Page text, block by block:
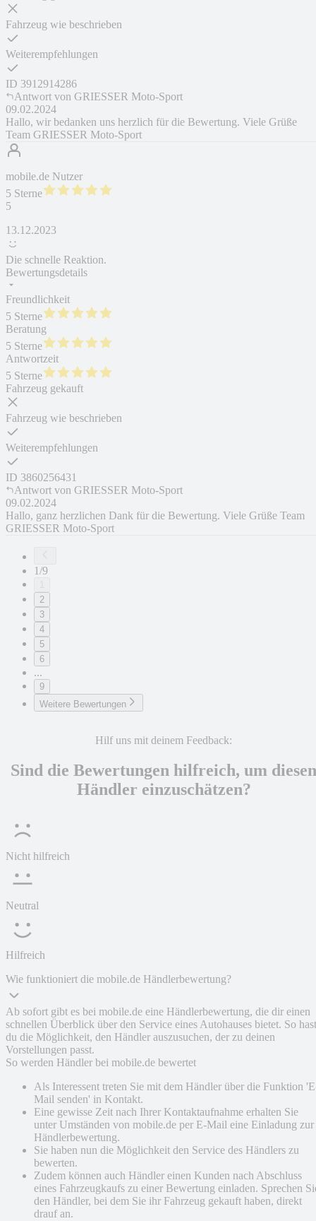
Fahrzeug wie beschrieben
Weiterempfehlungen
ID 3912914286
Antwort von GRIESSER Moto-Sport
09.02.2024
Hallo, wir bedanken uns herzlich für die Bewertung. Viele Grüße
Team GRIESSER Moto-Sport
mobile.de Nutzer
5 Sterne
5
13.12.2023
Die schnelle Reaktion.
Bewertungsdetails
Freundlichkeit
5 Sterne
Beratung
5 Sterne
Antwortzeit
5 Sterne
Fahrzeug gekauft
Fahrzeug wie beschrieben
Weiterempfehlungen
ID 3860256431
Antwort von GRIESSER Moto-Sport
09.02.2024
Hallo, ganz herzlichen Dank für die Bewertung. Viele Grüße Team
GRIESSER Moto-Sport
1/9
2
3
4
5
6
...
9
Weitere Bewertungen
Hilf uns mit deinem Feedback:
Sind die Bewertungen hilfreich, um diesen
Händler einzuschätzen?
Nicht hilfreich
Neutral
Hilfreich
Wie funktioniert die mobile.de Händlerbewertung?
Ab sofort gibt es bei mobile.de eine Händlerbewertung, die dir einen
schnellen Überblick über den Service eines Autohauses bietet. So hast
du die Möglichkeit, den Händler auszusuchen, der zu deinen
Vorstellungen passt.
So werden Händler bei mobile.de bewertet
Als Interessent treten Sie mit dem Händler über die Funktion
Mail senden' in Kontakt.
Eine gewisse Zeit nach Ihrer Kontaktaufnahme erhalten Sie
unter Umständen von mobile.de per E-Mail eine Einladung zur
Händlerbewertung.
Sie haben nun die Möglichkeit den Service des Händlers zu
bewerten.
Zudem können auch Händler einen Kunden nach Abschluss
eines Fahrzeugkaufs zu einer Bewertung einladen. Sprechen
den Händler, bei dem Sie ihr Fahrzeug gekauft haben, direkt
drauf an.